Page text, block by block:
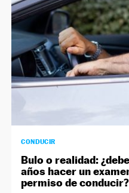
CONDUCIR
Bulo o realidad:
años hacer un
permiso de conducir?